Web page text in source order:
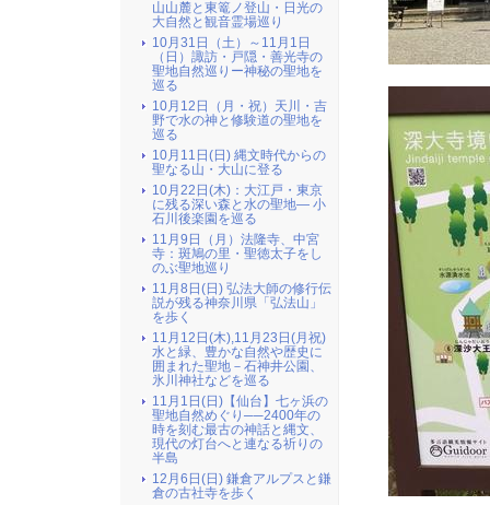
山山麓と東篭ノ登山・日光の
大自然と観音霊場巡り
10月31日（土）～11月1日
（日）諏訪・戸隠・善光寺の
聖地自然巡りー神秘の聖地を
巡る
10月12日（月・祝）天川・吉
野で水の神と修験道の聖地を
巡る
10月11日(日) 縄文時代からの
聖なる山・大山に登る
10月22日(木)：大江戸・東京
に残る深い森と水の聖地― 小
石川後楽園を巡る
11月9日（月）法隆寺、中宮
寺：斑鳩の里・聖徳太子をし
のぶ聖地巡り
11月8日(日) 弘法大師の修行伝
説が残る神奈川県「弘法山」
を歩く
11月12日(木),11月23日(月祝)
水と緑、豊かな自然や歴史に
囲まれた聖地－石神井公園、
氷川神社などを巡る
11月1日(日)【仙台】七ヶ浜の
聖地自然めぐり──2400年の
時を刻む最古の神話と縄文、
現代の灯台へと連なる祈りの
半島
12月6日(日) 鎌倉アルプスと鎌
倉の古社寺を歩く